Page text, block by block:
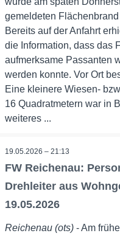
gemeldeten
Bereits auf der Anfahrt
die Information, dass das
aufmerksame Passanten
werden konnte. Vor Ort
Eine kleinere Wiesen-
16 Quadratmetern war in
weiteres ...
19.05.2026 – 21:13
FW Reichenau:
Drehleiter aus
19.05.2026
Reichenau (ots) - Am